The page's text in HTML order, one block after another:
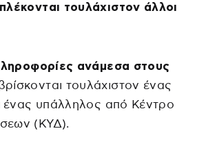
τουλάχιστον άλλοι
ανάμεσα στους
τουλάχιστον ένας
ένας υπάλληλος από Κέντρο
(ΚΥΔ).